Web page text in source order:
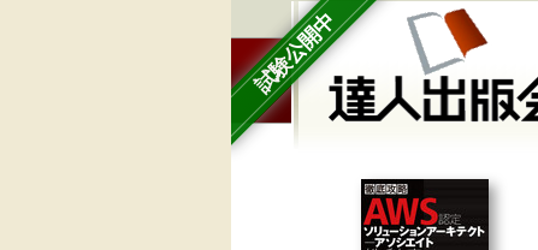
試験公開中